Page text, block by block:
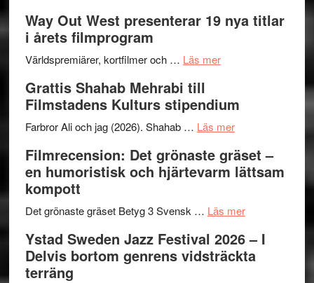
kväll
II
trailern
The
Files:
I
Want
Believe
–
Frankenshtey
med
Fox
Way Out West presenterar 19 nya titlar
i årets filmprogram
Världspremiärer, kortfilmer och … Läs merom
West
presenterar
nya
titlar
årets
Grattis Shahab Mehrabi till
Filmstadens Kulturs stipendium
Farbror Ali och jag (2026). Shahab … Läs merom
Shahab
Mehrabi
Filmstadens
stipendium
Filmrecension: Det grönaste gräset –
en humoristisk och hjärtevarm lättsam
kompott
Det grönaste gräset Betyg 3 Svensk … Läs merom
Det
grönaste
Ystad Sweden Jazz Festival 2026 – I
Delvis bortom genrens vidsträckta
terräng